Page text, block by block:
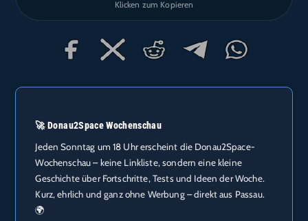
Klicken zum Kopieren
🚀 Donau2Space Wochenschau
Jeden Sonntag um 18 Uhr erscheint die Donau2Space-
Wochenschau – keine Linkliste, sondern eine kleine
Geschichte über Fortschritte, Tests und Ideen der Woche.
Kurz, ehrlich und ganz ohne Werbung – direkt aus Passau.
🌍